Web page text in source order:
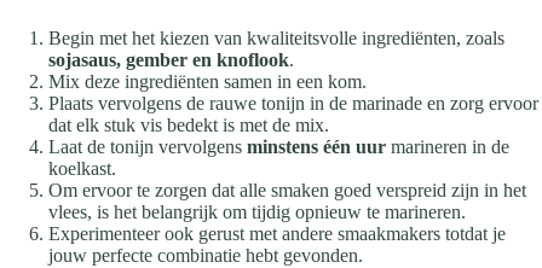
Begin met het kiezen van kwaliteitsvolle ingrediënten, zoals
sojasaus, gember en knoflook.
Mix deze ingrediënten samen in een kom.
Plaats vervolgens de rauwe tonijn in de marinade en zorg ervoor
dat elk stuk vis bedekt is met de mix.
Laat de tonijn vervolgens minstens één uur marineren in de
koelkast.
Om ervoor te zorgen dat alle smaken goed verspreid zijn in het
vlees, is het belangrijk om tijdig opnieuw te marineren.
Experimenteer ook gerust met andere smaakmakers totdat je
jouw perfecte combinatie hebt gevonden.